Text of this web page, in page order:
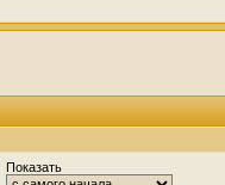
Показать